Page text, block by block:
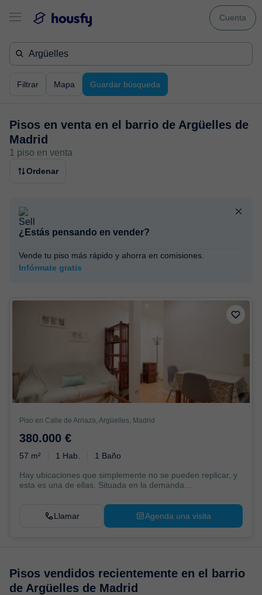
Cuenta
Filtrar Mapa Guardar búsqueda
Pisos en venta en el barrio de Argüelles de
Madrid
1 piso en venta
Ordenar
¿Estás pensando en vender?
Vende tu piso más rápido y ahorra en comisiones.
Infórmate gratis
Piso en Calle de Arriaza, Argüelles, Madrid
380.000 €
57 m² 1 Hab. 1 Baño
Hay ubicaciones que simplemente no se pueden replicar, y
esta es una de ellas. Situada en la demanda...
Llamar Agenda una visita
Pisos vendidos recientemente en el barrio
de Argüelles de Madrid